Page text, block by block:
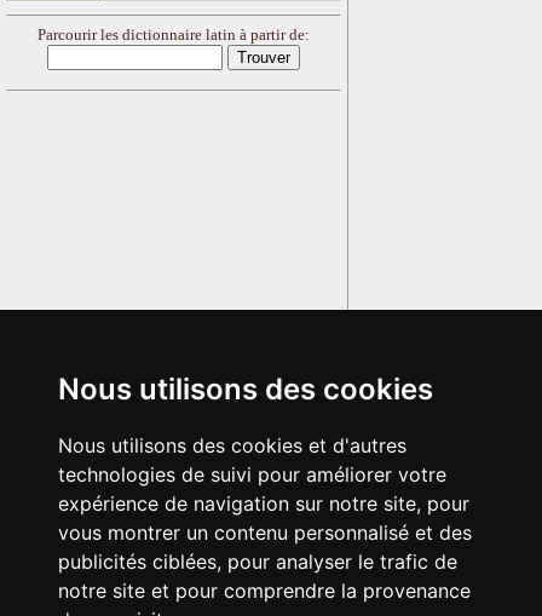
Nous utilisons des cookies
Nous utilisons des cookies et d'autres
technologies de suivi pour améliorer votre
expérience de navigation sur notre site, pour
vous montrer un contenu personnalisé et des
publicités ciblées, pour analyser le trafic de
notre site et pour comprendre la provenance
Parcourir les dictionnaire latin à partir de: